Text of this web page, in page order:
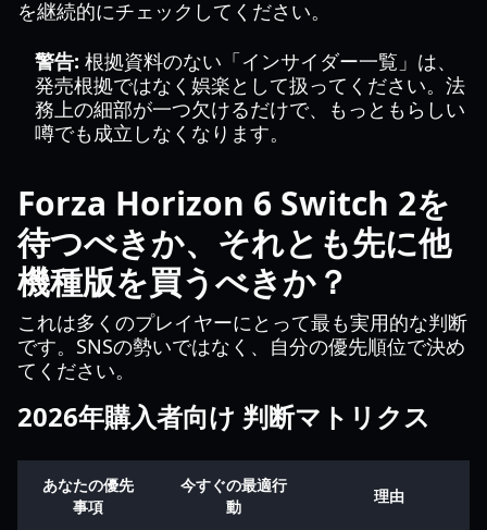
を継続的にチェックしてください。
警告: 根拠資料のない「インサイダー一覧」は、
発売根拠ではなく娯楽として扱ってください。法
務上の細部が一つ欠けるだけで、もっともらしい
噂でも成立しなくなります。
Forza Horizon 6 Switch 2を
待つべきか、それとも先に他
機種版を買うべきか？
これは多くのプレイヤーにとって最も実用的な判断
です。SNSの勢いではなく、自分の優先順位で決め
てください。
2026年購入者向け 判断マトリクス
あなたの優先
事項
今すぐの最適行
動
理由